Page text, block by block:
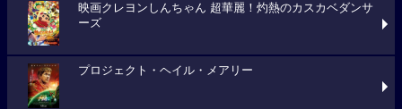
映画クレヨンしんちゃん 超華麗！灼熱のカスカベダンサ
ーズ
プロジェクト・ヘイル・メアリー